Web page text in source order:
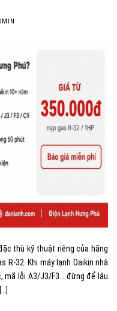
thù kỹ thuật riêng của hãng
R-32. Khi máy lạnh Daikin nhà
mã lỗi A3/J3/F3… đừng để lâu